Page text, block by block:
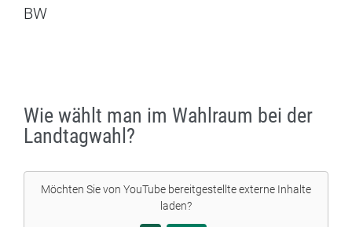
BW
Wie wählt man im Wahlraum bei der
Landtagwahl?
Möchten Sie von YouTube bereitgestellte externe Inhalte
laden?